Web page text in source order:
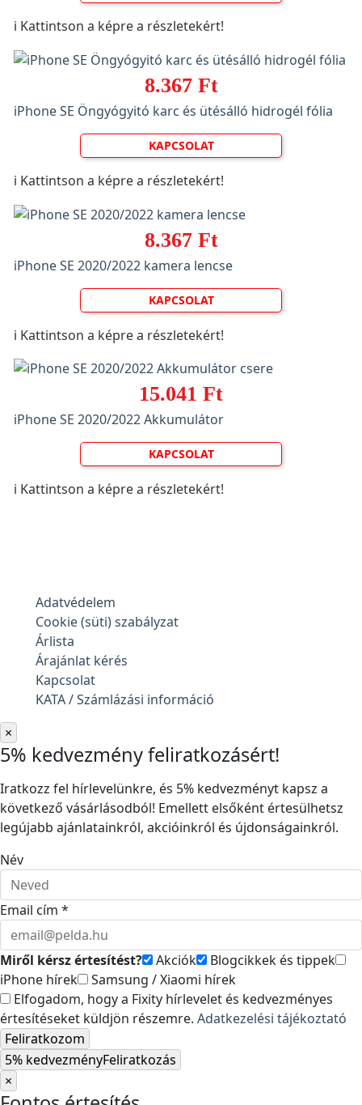
ℹ️ Kattintson a képre a részletekért!
8.367 Ft
iPhone SE Öngyógyitó karc és ütésálló hidrogél fólia
KAPCSOLAT
ℹ️ Kattintson a képre a részletekért!
8.367 Ft
iPhone SE 2020/2022 kamera lencse
KAPCSOLAT
ℹ️ Kattintson a képre a részletekért!
15.041 Ft
iPhone SE 2020/2022 Akkumulátor
KAPCSOLAT
ℹ️ Kattintson a képre a részletekért!
Adatvédelem
Cookie (süti) szabályzat
Árlista
Árajánlat kérés
Kapcsolat
KATA / Számlázási információ
×
5% kedvezmény feliratkozásért!
Iratkozz fel hírlevelünkre, és 5% kedvezményt kapsz a
következő vásárlásodból! Emellett elsőként értesülhetsz
legújabb ajánlatainkról, akcióinkról és újdonságainkról.
Név
Email cím *
Miről kérsz értesítést? Akciók
Blogcikkek és tippek
iPhone hírek
Samsung / Xiaomi hírek
Elfogadom, hogy a Fixity hírlevelet és kedvezményes
értesítéseket küldjön részemre. Adatkezelési tájékoztató
Feliratkozom
5% kedvezményFeliratkozás
×